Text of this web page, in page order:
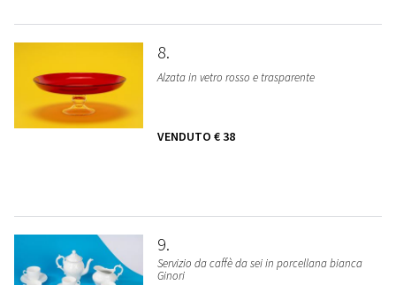
8
Alzata in vetro rosso e trasparente
VENDUTO € 38
9
Servizio da caffè da sei in porcellana bianca
Ginori